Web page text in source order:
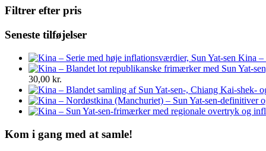
Filtrer efter pris
Seneste tilføjelser
Kina –
30,00 kr.
Kom i gang med at samle!